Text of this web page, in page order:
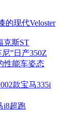
的现代Veloster
克斯ST
”日产350Z
性能车姿态
款宝马335i
i8超跑